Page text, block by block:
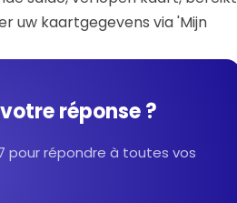
uw kaartgegevens via 'Mijn
réponse ?
pour répondre à toutes vos